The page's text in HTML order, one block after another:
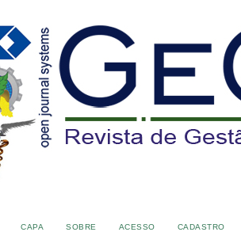
CAPA SOBRE ACESSO CADASTRO